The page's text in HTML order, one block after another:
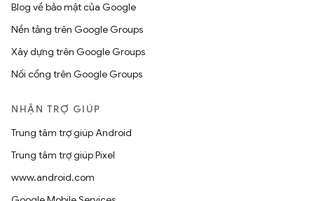
Blog về bảo mật của Google
Nền tảng trên Google Groups
Xây dựng trên Google Groups
Nối cổng trên Google Groups
NHẬN TRỢ GIÚP
Trung tâm trợ giúp Android
Trung tâm trợ giúp Pixel
www.android.com